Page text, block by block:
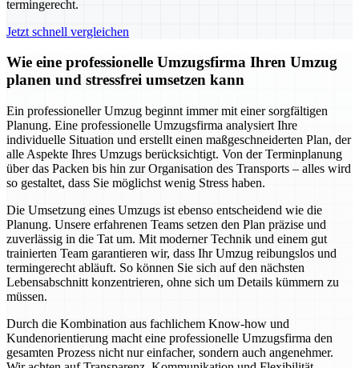
termingerecht.
Jetzt schnell vergleichen
Wie eine professionelle Umzugsfirma Ihren Umzug
planen und stressfrei umsetzen kann
Ein professioneller Umzug beginnt immer mit einer sorgfältigen
Planung. Eine professionelle Umzugsfirma analysiert Ihre
individuelle Situation und erstellt einen maßgeschneiderten Plan, der
alle Aspekte Ihres Umzugs berücksichtigt. Von der Terminplanung
über das Packen bis hin zur Organisation des Transports – alles wird
so gestaltet, dass Sie möglichst wenig Stress haben.
Die Umsetzung eines Umzugs ist ebenso entscheidend wie die
Planung. Unsere erfahrenen Teams setzen den Plan präzise und
zuverlässig in die Tat um. Mit moderner Technik und einem gut
trainierten Team garantieren wir, dass Ihr Umzug reibungslos und
termingerecht abläuft. So können Sie sich auf den nächsten
Lebensabschnitt konzentrieren, ohne sich um Details kümmern zu
müssen.
Durch die Kombination aus fachlichem Know-how und
Kundenorientierung macht eine professionelle Umzugsfirma den
gesamten Prozess nicht nur einfacher, sondern auch angenehmer.